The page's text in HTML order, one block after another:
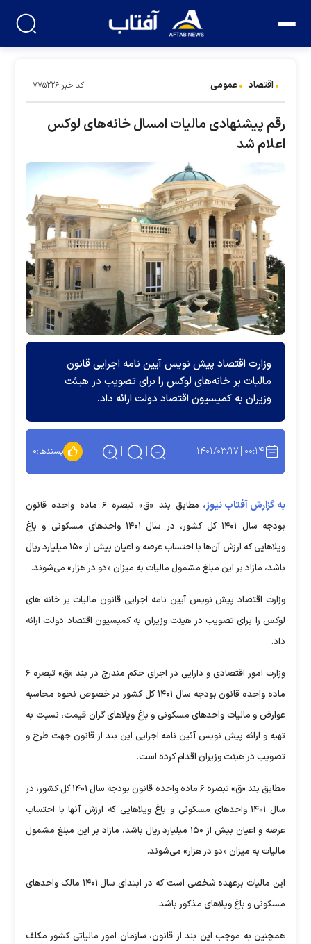
اقتصاد عمومی کد خبر:۷۷۵۲۲۶
رقم پیشنهادی مالیات امسال خانه‌های لوکس
اعلام شد
وزارت اقتصاد پیش نویس آیین نامه اجرایی قانون
مالیات بر خانه‌های لوکس را برای تصویب در هیئت
وزیران به کمیسیون اقتصاد دولت ارائه داد.
۰۰:۱۴ ۱۴۰۱/۰۳/۱۷ پسندها:۰
به گزارش آفتاب نیوز،
مطابق بند «ق» تبصره ۶ ماده واحده قانون
بودجه سال ۱۴۰۱ کل کشور، در سال ۱۴۰۱ واحد‌های مسکونی و باغ
ویلا‌هایی که ارزش آن‌ها با احتساب عرصه و اعیان بیش از ۱۵۰ میلیارد ریال
باشد، مازاد بر این مبلغ مشمول مالیات به میزان «دو در هزار» می‌شوند.
وزارت اقتصاد پیش نویس آیین نامه اجرایی قانون مالیات بر خانه های
لوکس را برای تصویب در هیئت وزیران به کمیسیون اقتصاد دولت ارائه
داد.
وزارت امور اقتصادی و دارایی در اجرای حکم مندرج در بند «ق» تبصره ۶
ماده واحده قانون بودجه سال ۱۴۰۱ کل کشور در خصوص نحوه محاسبه
عوارض و مالیات واحدهای مسکونی و باغ ویلاهای گران قیمت، نسبت به
تهیه و ارائه پیش نویس آئین نامه اجرایی این بند از قانون جهت طرح و
تصویب در هیئت وزیران اقدام کرده است.
مطابق بند «ق» تبصره ۶ ماده واحده قانون بودجه سال ۱۴۰۱ کل کشور، در
سال ۱۴۰۱ واحدهای مسکونی و باغ ویلاهایی که ارزش آنها با احتساب
عرصه و اعیان بیش از ۱۵۰ میلیارد ریال باشد، مازاد بر این مبلغ مشمول
مالیات به میزان «دو در هزار» می‌شوند.
این مالیات برعهده شخصی است که در ابتدای سال ۱۴۰۱ مالک واحدهای
مسکونی و باغ ویلاهای مذکور باشد.
همچنین به موجب این بند از قانون، سازمان امور مالیاتی کشور مکلف